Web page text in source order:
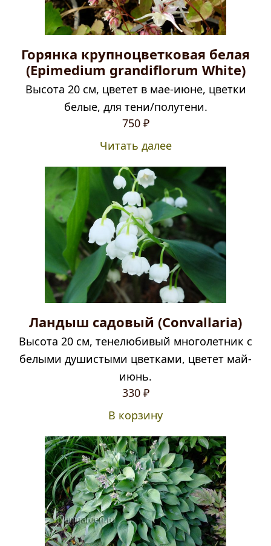
Горянка крупноцветковая белая
(Epimedium grandiflorum White)
Высота 20 см, цветет в мае-июне, цветки
белые, для тени/полутени.
750 ₽
Читать далее
Ландыш садовый (Convallaria)
Высота 20 см, тенелюбивый многолетник с
белыми душистыми цветками, цветет май-
июнь.
330 ₽
В корзину